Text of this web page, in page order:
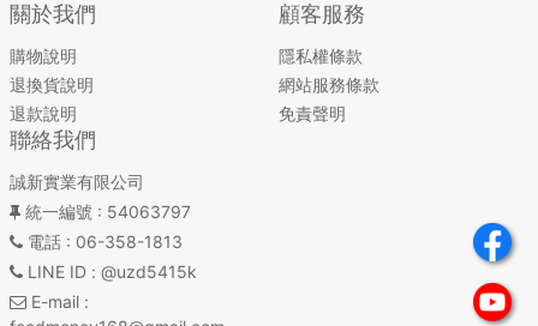
關於我們
購物說明
退換貨說明
退款說明
顧客服務
隱私權條款
網站服務條款
免責聲明
聯絡我們
誠新實業有限公司
統一編號 : 54063797
電話: 06-358-1813
LINE ID : @uzd5415k
E-mail: